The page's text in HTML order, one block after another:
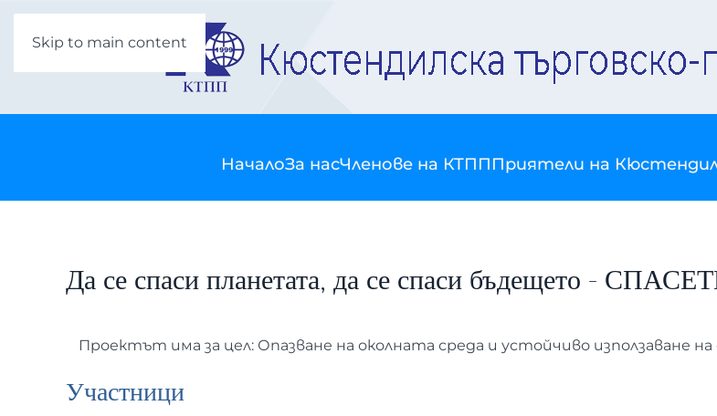
Skip to main content
НачалоЗа насЧленове на КТПППриятели на
Да се спаси планетата, да се спаси бъдещето -
Проектът има за цел: Опазване на околната среда и устойчиво използаване
Участници